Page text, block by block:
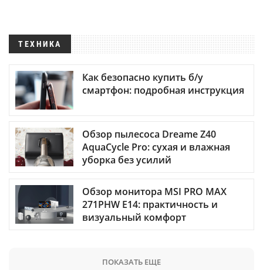
ТЕХНИКА
Как безопасно купить б/у
смартфон: подробная инструкция
Обзор пылесоса Dreame Z40
AquaCycle Pro: сухая и влажная
уборка без усилий
Обзор монитора MSI PRO MAX
271PHW E14: практичность и
визуальный комфорт
ПОКАЗАТЬ ЕЩЕ